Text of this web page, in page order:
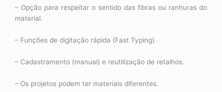
– Opção para respeitar o sentido das fibras ou ranhuras do
material.
– Funções de digitação rápida (Fast Typing)
– Cadastramento (manual) e reutilização de retalhos.
– Os projetos podem ter materiais diferentes.